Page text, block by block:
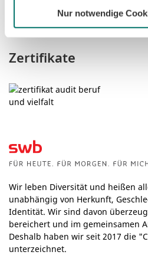
Nur notwendige
Mail schreiben
Zertifikate
Wir leben Diversität und heißen
unabhängig von Herkunft,
Identität. Wir sind davon
bereichert und im gemeinsamen
Deshalb haben wir seit 2017 die
unterzeichnet.